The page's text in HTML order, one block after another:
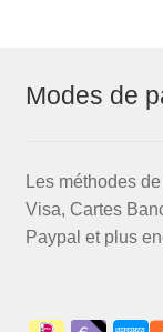
Modes de
Les méthodes
Visa, Cartes
Paypal et plus